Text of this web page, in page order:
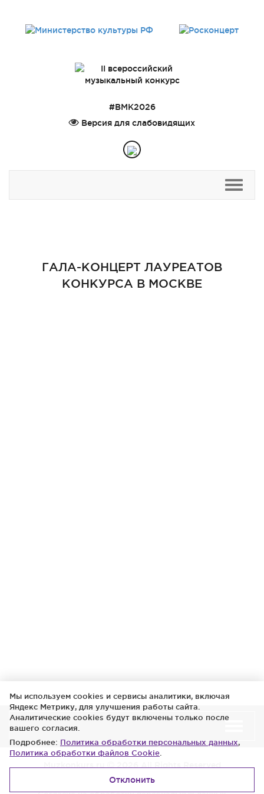
#ВМК2026
Версия для слабовидящих
ГАЛА-КОНЦЕРТ ЛАУРЕАТОВ
КОНКУРСА В МОСКВЕ
Muzkonkurs.ru 2026 All Rights Reserved
Мы используем cookies и сервисы аналитики, включая
Яндекс Метрику, для улучшения работы сайта.
Аналитические cookies будут включены только после
вашего согласия.
Подробнее: Политика обработки персональных данных,
Политика обработки файлов Cookie
Отклонить